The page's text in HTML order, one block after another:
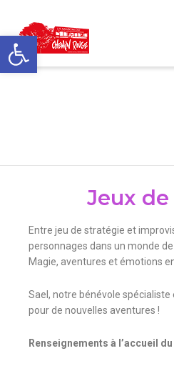
Ouvrir la barre d’outils
Jeux de
Entre jeu de stratégie et
personnages dans un monde
Magie, aventures et émotions
Sael, notre bénévole
pour de nouvelles aventures !
Renseignements à l’accueil